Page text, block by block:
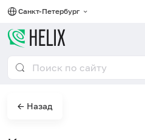
Санкт-Петербург
← Назад